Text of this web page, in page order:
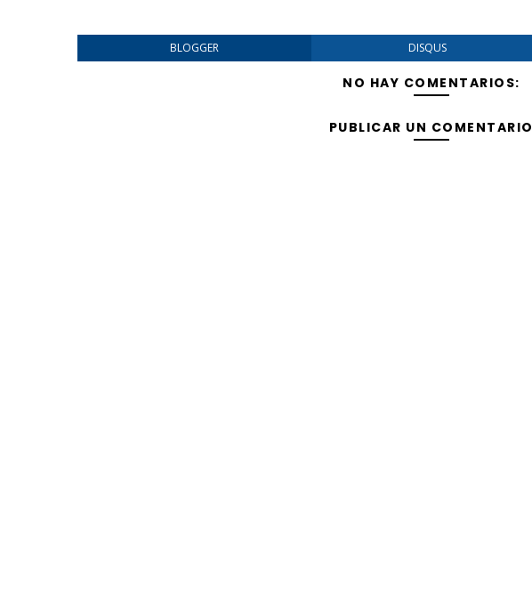
BLOGGER DISQUS
NO HAY COMENTARIOS:
PUBLICAR UN COMENTARIO